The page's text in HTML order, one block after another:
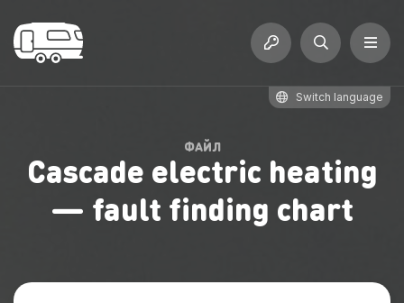
Switch language
ФАЙЛ
Cascade electric heating
— fault finding chart